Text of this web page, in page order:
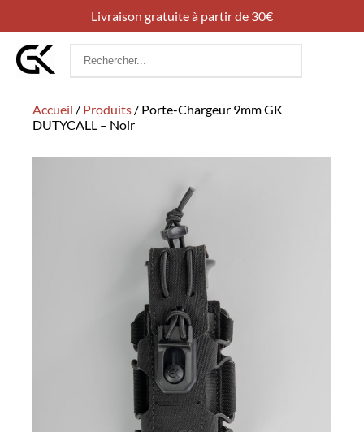
Livraison gratuite à partir de 30€
Rechercher
Accueil / Produits / Porte-Chargeur 9mm GK
DUTYCALL – Noir